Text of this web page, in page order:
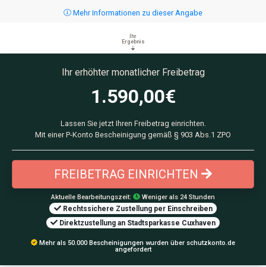
Mehr Informationen zu dieser Angabe
Ihr
Ergebnis
Ihr erhöhter monatlicher Freibetrag
1.590,00€
Lassen Sie jetzt Ihren Freibetrag einrichten.
Mit einer P-Konto Bescheinigung gemäß § 903 Abs.1 ZPO
FREIBETRAG EINRICHTEN
Aktuelle Bearbeitungszeit: Weniger als 24 Stunden
Rechtssichere Zustellung per Einschreiben
Direktzustellung an Stadtsparkasse Cuxhaven
Mehr als 50.000 Bescheinigungen wurden über schutzkonto.de
angefordert